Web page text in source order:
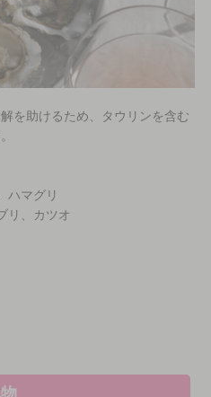
を助けるため、タウリンを含む
ハマグリ
リ、カツオ